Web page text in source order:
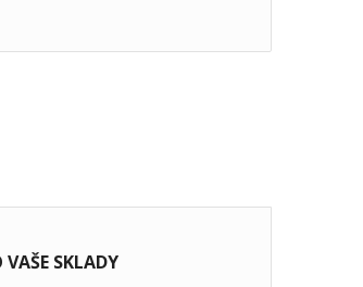
SKLADY